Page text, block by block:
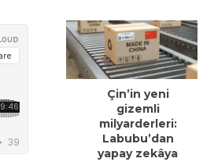
Çin’in yeni
gizemli
milyarderleri:
Labubu’dan
yapay zekâya